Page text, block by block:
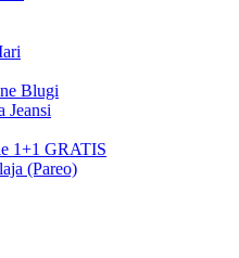
Blugi
Jeansi
1+1 GRATIS
(Pareo)